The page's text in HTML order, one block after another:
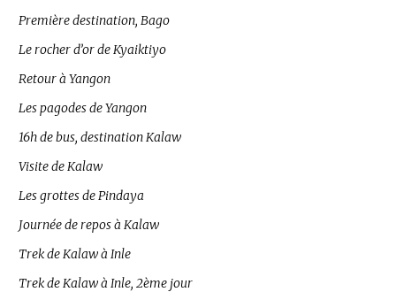
Première destination, Bago
Le rocher d’or de Kyaiktiyo
Retour à Yangon
Les pagodes de Yangon
16h de bus, destination Kalaw
Visite de Kalaw
Les grottes de Pindaya
Journée de repos à Kalaw
Trek de Kalaw à Inle
Trek de Kalaw à Inle, 2ème jour